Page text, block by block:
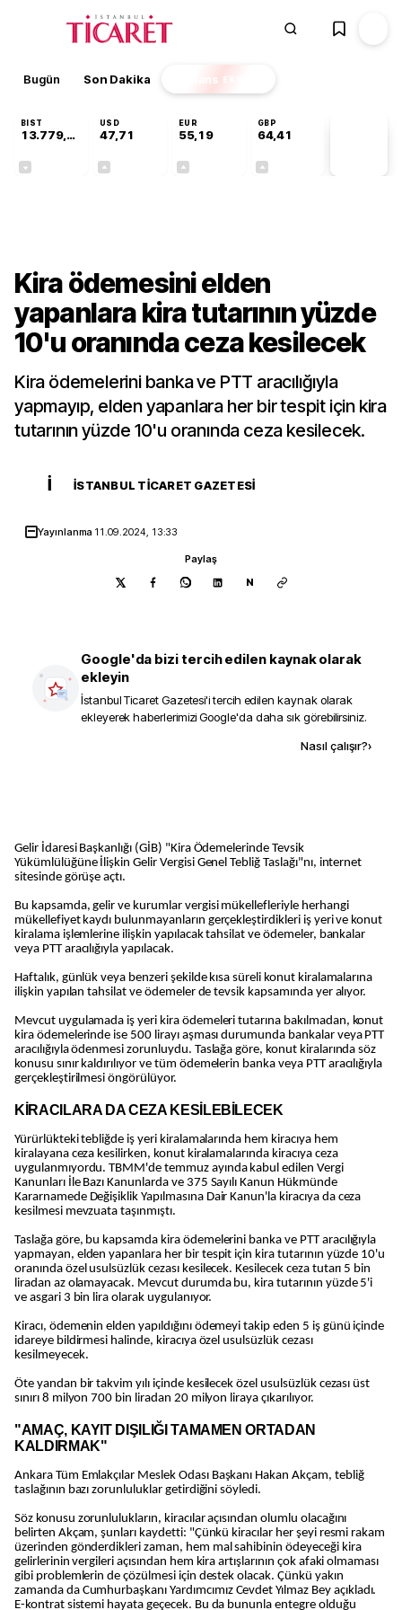
Bugün Son Dakika Finans EKSTRA
BIST
13.779,39
USD
47,71
EUR
55,19
GBP
64,41
Kira ödemesini elden
yapanlara kira tutarının yüzde
10'u oranında ceza kesilecek
Kira ödemelerini banka ve PTT aracılığıyla
yapmayıp, elden yapanlara her bir tespit için kira
tutarının yüzde 10'u oranında ceza kesilecek.
İ İSTANBUL TICARET GAZETESI
Yayınlanma 11.09.2024, 13:33
Paylaş
N
Google'da bizi tercih edilen kaynak olarak
ekleyin
İstanbul Ticaret Gazetesi'i tercih edilen kaynak olarak
ekleyerek haberlerimizi Google'da daha sık görebilirsiniz.
Nasıl çalışır?›
Gelir İdaresi Başkanlığı (GİB) "Kira Ödemelerinde Tevsik
Yükümlülüğüne İlişkin Gelir Vergisi Genel Tebliğ Taslağı"nı, internet
sitesinde görüşe açtı.
Bu kapsamda, gelir ve kurumlar vergisi mükellefleriyle herhangi
mükellefiyet kaydı bulunmayanların gerçekleştirdikleri iş yeri ve konut
kiralama işlemlerine ilişkin yapılacak tahsilat ve ödemeler, bankalar
veya PTT aracılığıyla yapılacak.
Haftalık, günlük veya benzeri şekilde kısa süreli konut kiralamalarına
ilişkin yapılan tahsilat ve ödemeler de tevsik kapsamında yer alıyor.
Mevcut uygulamada iş yeri kira ödemeleri tutarına bakılmadan, konut
kira ödemelerinde ise 500 lirayı aşması durumunda bankalar veya PTT
aracılığıyla ödenmesi zorunluydu. Taslağa göre, konut kiralarında söz
konusu sınır kaldırılıyor ve tüm ödemelerin banka veya PTT aracılığıyla
gerçekleştirilmesi öngörülüyor.
KİRACILARA DA CEZA KESİLEBİLECEK
Yürürlükteki tebliğde iş yeri kiralamalarında hem kiracıya hem
kiralayana ceza kesilirken, konut kiralamalarında kiracıya ceza
uygulanmıyordu. TBMM'de temmuz ayında kabul edilen Vergi
Kanunları İle Bazı Kanunlarda ve 375 Sayılı Kanun Hükmünde
Kararnamede Değişiklik Yapılmasına Dair Kanun'la kiracıya da ceza
kesilmesi mevzuata taşınmıştı.
Taslağa göre, bu kapsamda kira ödemelerini banka ve PTT aracılığıyla
yapmayan, elden yapanlara her bir tespit için kira tutarının yüzde 10'u
oranında özel usulsüzlük cezası kesilecek. Kesilecek ceza tutarı 5 bin
liradan az olamayacak. Mevcut durumda bu, kira tutarının yüzde 5'i
ve asgari 3 bin lira olarak uygulanıyor.
Kiracı, ödemenin elden yapıldığını ödemeyi takip eden 5 iş günü içinde
idareye bildirmesi halinde, kiracıya özel usulsüzlük cezası
kesilmeyecek.
Öte yandan bir takvim yılı içinde kesilecek özel usulsüzlük cezası üst
sınırı 8 milyon 700 bin liradan 20 milyon liraya çıkarılıyor.
"AMAÇ, KAYIT DIŞILIĞI TAMAMEN ORTADAN
KALDIRMAK"
Ankara Tüm Emlakçılar Meslek Odası Başkanı Hakan Akçam, tebliğ
taslağının bazı zorunluluklar getirdiğini söyledi.
Söz konusu zorunlulukların, kiracılar açısından olumlu olacağını
belirten Akçam, şunları kaydetti: "Çünkü kiracılar her şeyi resmi rakam
üzerinden gönderdikleri zaman, hem mal sahibinin ödeyeceği kira
gelirlerinin vergileri açısından hem kira artışlarının çok afaki olmaması
gibi problemlerin de çözülmesi için destek olacak. Çünkü yakın
zamanda da Cumhurbaşkanı Yardımcımız Cevdet Yılmaz Bey açıkladı.
E-kontrat sistemi hayata geçecek. Bu da bununla entegre olduğu